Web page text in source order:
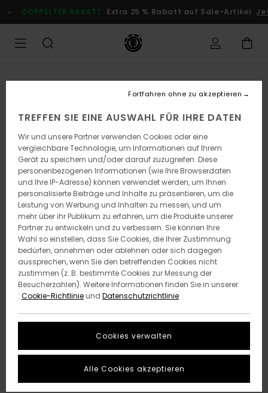
zur
Produktinformation
DOPPELTER RABATT Extra 25 % Rabatt auf Sale-Artikel
TREFFEN SIE EINE AUSWAHL FÜR IHRE DATEN
Wir und unsere Partner verwenden Cookies oder eine
vergleichbare Technologie, um Informationen auf Ihrem
Gerät zu speichern und/oder darauf zuzugreifen. Diese
personenbezogenen Informationen (wie Ihre Browserdaten
und Ihre IP-Adresse) können verwendet werden, um Ihnen
personalisierte Beiträge und Inhalte zu präsentieren, um die
Leistung von Werbung und Inhalten zu messen, und um
mehr über ihr Publikum zu erfahren, um die Produkte unserer
Partner zu entwickeln und zu verbessern. Sie können Ihre
Wahl so einstellen, dass Sie Cookies, die Ihrer Zustimmung
bedürfen, annehmen oder ablehnen oder sich dagegen
aussprechen, wenn Sie den betreffenden Cookies nicht
zustimmen (z. B. bestimmte Cookies zur Messung der
Besucherzahlen). Weitere Informationen finden Sie in unserer
: Cookie-Richtlinieund Datenschutzrichtlinie
Cookies verwalten
Fortfahren ohne zu akzeptieren
Alle Cookies akzeptieren